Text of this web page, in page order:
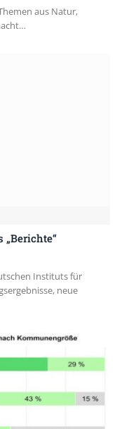
aus Natur,
„Berichte“
Instituts für
neue